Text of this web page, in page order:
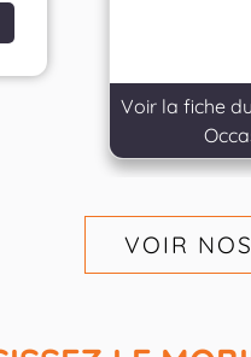
Voir la fiche
VOIR